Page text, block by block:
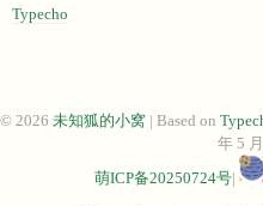
Typecho
© 2026 未知狐的小窝 | Based on
年 5
萌ICP备20250724号|